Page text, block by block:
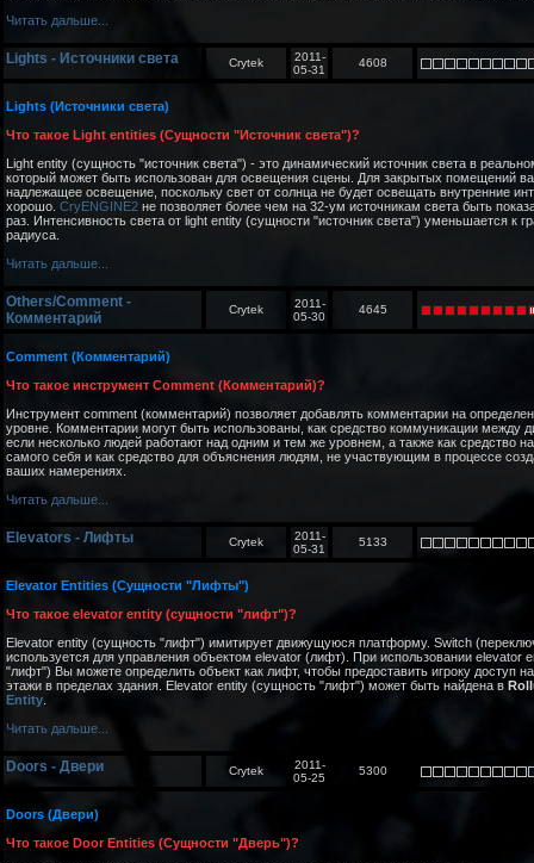
Читать дальше...
Lights - Источники света Crytek
2011-
05-31
4608
Lights (Источники света)
Что такое Light entities (Сущности "Источник света")?
Light entity (сущность "источник света") - это динамический источник света в
который может быть использован для освещения сцены. Для закрытых помещений
надлежащее освещение, поскольку свет от солнца не будет освещать внутренние
хорошо. CryENGINE2 не позволяет более чем на 32-ум источникам света быть
раз. Интенсивность света от light entity (сущности "источник света") уменьшается к
радиуса.
Читать дальше...
Others/Comment -
Комментарий
Crytek
2011-
05-30
4645
Comment (Комментарий)
Что такое инструмент Comment (Комментарий)?
Инструмент comment (комментарий) позволяет добавлять комментарии на
уровне. Комментарии могут быть использованы, как средство коммуникации между
если несколько людей работают над одним и тем же уровнем, а также как средство
самого себя и как средство для объяснения людям, не участвующим в процессе
ваших намерениях.
Читать дальше...
Elevators - Лифты Crytek
2011-
05-31
5133
Elevator Entities (Сущности "Лифты")
Что такое elevator entity (сущности "лифт")?
Elevator entity (сущность "лифт") имитирует движущуюся платформу. Switch
используется для управления объектом elevator (лифт). При использовании elevator
"лифт") Вы можете определить объект как лифт, чтобы предоставить игроку доступ
этажи в пределах здания. Elevator entity (сущность "лифт") может быть найдена в
Entity
Читать дальше...
Doors - Двери Crytek
2011-
05-25
5300
Doors (Двери)
Что такое Door Entities (Сущности "Дверь")?